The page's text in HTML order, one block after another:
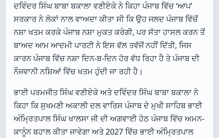
ਦਵਿੰਦਰ ਸਿੰਘ ਬਾਬਾ ਬਕਾਲਾ ਵਣੀਏਕੇ ਨੇ ਕਿਹਾ ਪੰਜਾਬ ਵਿੱਚ ‘ਆਪ’
ਸਰਕਾਰ ਨੇ ਲੋਕਾਂ ਨਾਲ ਵਾਅਦਾ ਕੀਤਾ ਸੀ ਕਿ ਉਹ ਜਲਦ ਪੰਜਾਬ ਵਿੱਚੋਂ
ਨਸ਼ਾ ਖਤਮ ਕਰਕੇ ਪੰਜਾਬ ਨਸ਼ਾ ਮੁਕਤ ਕਰੇਗੀ, ਪਰ ਸੱਤਾ ਹਾਸਲ ਕਰਨ ਤੋਂ
ਬਾਅਦ ਆਮ ਆਦਮੀ ਪਾਰਟੀ ਨੇ ਇਸ ਵੱਲ ਤਵੱਜੋਂ ਨਹੀਂ ਦਿੱਤੀ, ਜਿਸ
ਕਾਰਨ ਪੰਜਾਬ ਵਿੱਚ ਨਸ਼ਾ ਦਿਨ-ਬ-ਦਿਨ ਹੋਰ ਵੱਧ ਰਿਹਾ ਹੈ ਤੇ ਪੰਜਾਬ ਦੀ
ਨੌਜਵਾਨੀ ਨਸ਼ਿਆਂ ਵਿੱਚ ਖਤਮ ਹੁੰਦੀ ਜਾ ਰਹੀ ਹੈ।
ਭਾਈ ਪਰਮਜੀਤ ਸਿੰਘ ਵਣੀਏਕੇ ਅਤੇ ਦਵਿੰਦਰ ਸਿੰਘ ਬਾਬਾ ਬਕਾਲਾ ਨੇ
ਕਿਹਾ ਕਿ ਸੁਖਮਣੀ ਅਕਾਲੀ ਦਲ ਵਾਰਿਸ ਪੰਜਾਬ ਦੇ ਮੁਖੀ ਸਾਹਿਬ ਭਾਈ
ਅੰਮ੍ਰਿਤਪਾਲ ਸਿੰਘ ਖਾਲਸਾ ਜੀ ਦੀ ਅਗਵਾਈ ਹੇਠ ਪੰਜਾਬ ਵਿੱਚ ਅਮਨ-
ਕਾਨੂੰਨ ਬਹਾਲ ਕੀਤਾ ਜਾਵੇਗਾ ਅਤੇ 2027 ਵਿੱਚ ਭਾਈ ਅੰਮ੍ਰਿਤਪਾਲ